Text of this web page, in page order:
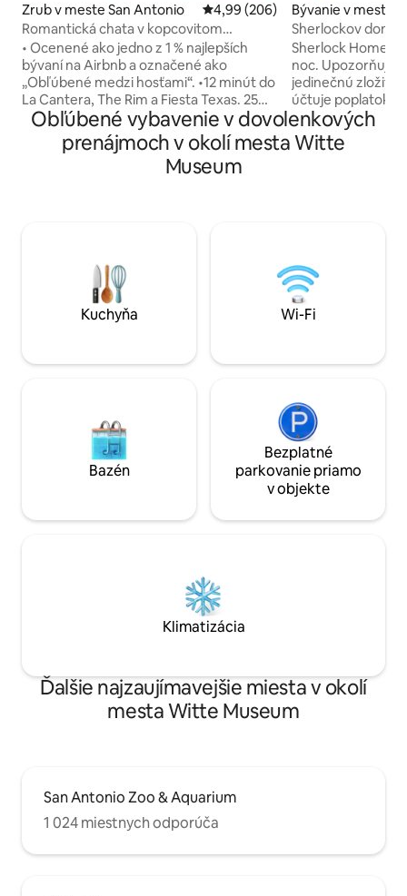
Zrub v meste San Antonio Priemerné ohodnotenie 4,99 z
4,99 (206)
Romantická chata v kopcovitom
vidieckom prostredí so súkromnou
vírivkou
• Ocenené ako jedno z 1 % najlepších
bývaní na Airbnb a označené ako
„Obľúbené medzi hosťami“. •12 minút do
La Cantera, The Rim a Fiesta Texas. 25
minút do centra/Riverwalk a SeaWorld
(čaká sa na premávku) • Oddýchnite si vo
vírivke a vychutnajte si hviezdy a planéty
za jasnej noci Hill Country. • Dohodnite si
nimi. Vychutnajte si kávu pod krytou
Bývanie v meste
Sherlockov dom,
Sherlock Home
noc.
jedinečnú zložitú
účtuje poplatok
40 USD za hosťa
dvoch hostí. Staňte sa Sherlockom
Holmesom
zahrajte si v The
Deduce,
je v plnom prúde!
Obľúbené vybavenie v dovolenkových
prenájmoch v okolí mesta Witte
Museum
Kuchyňa Wi-Fi
Bazén
Bezplatné
parkovanie priamo
v objekte
Klimatizácia
Ďalšie najzaujímavejšie miesta v okolí
mesta Witte Museum
San Antonio Zoo & Aquarium
1 024 miestnych odporúča